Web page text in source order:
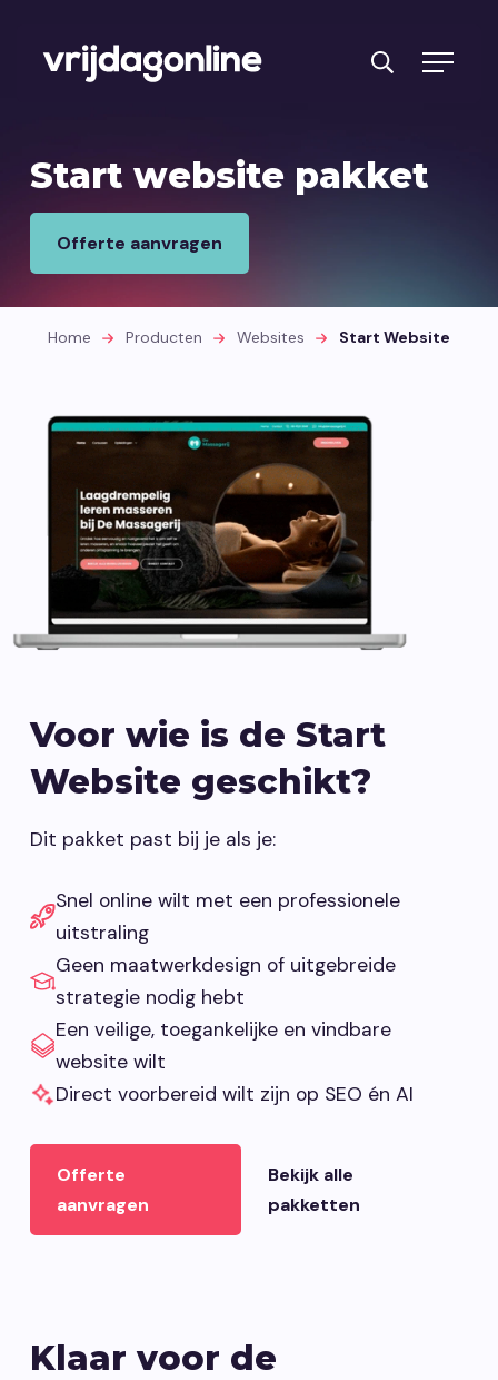
PRFT® werkwijze
Over ons
Reviews
Kennisbank
Vacatures
Contact opnemen
Start website pakket
Offerte aanvragen
Home Producten Websites Start Website
Voor wie is de Start
Website geschikt?
Dit pakket past bij je als je:
Snel online wilt met een professionele
uitstraling
Geen maatwerkdesign of uitgebreide
strategie nodig hebt
Een veilige, toegankelijke en vindbare
website wilt
Direct voorbereid wilt zijn op SEO én AI
Offerte
aanvragen
Bekijk alle
pakketten
Klaar voor de